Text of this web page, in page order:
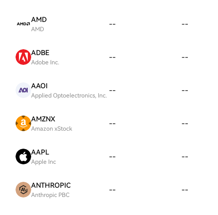
AMD
AMD
-- --
ADBE
Adobe Inc.
-- --
AAOI
Applied Optoelectronics, Inc.
-- --
AMZNX
Amazon xStock
-- --
AAPL
Apple Inc
-- --
ANTHROPIC
Anthropic PBC
-- --